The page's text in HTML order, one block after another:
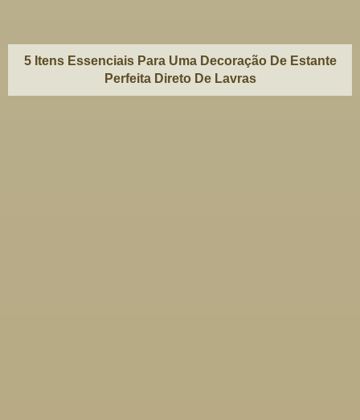
5 Itens Essenciais Para Uma Decoração De Estante
Perfeita Direto De Lavras